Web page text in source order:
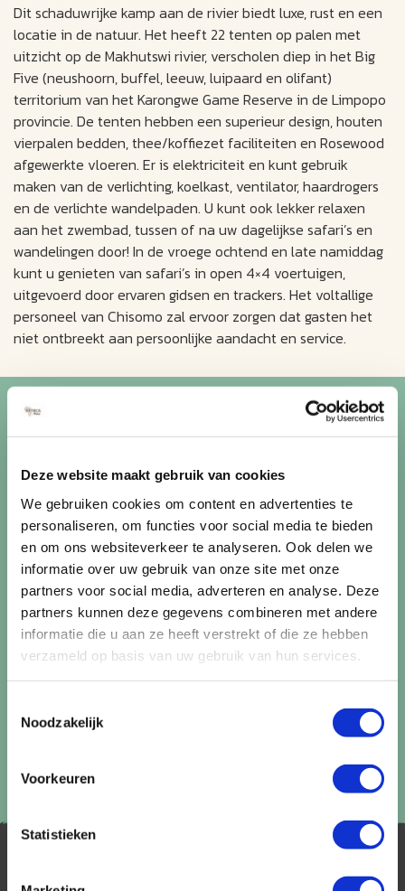
Deze website maakt gebruik van cookies
We gebruiken cookies om content en advertenties te
personaliseren, om functies voor social media te bieden
en om ons websiteverkeer te analyseren. Ook delen we
informatie over uw gebruik van onze site met onze
partners voor social media, adverteren en analyse. Deze
partners kunnen deze gegevens combineren met andere
informatie die u aan ze heeft verstrekt of die ze hebben
verzameld op basis van uw gebruik van hun services.
Noodzakelijk
Voorkeuren
Statistieken
Dit schaduwrijke kamp aan de rivier biedt luxe, rust en een
locatie in de natuur. Het heeft 22 tenten op palen met
uitzicht op de Makhutswi rivier, verscholen diep in het Big
Five (neushoorn, buffel, leeuw, luipaard en olifant)
territorium van het Karongwe Game Reserve in de Limpopo
provincie. De tenten hebben een superieur design, houten
vierpalen bedden, thee/koffiezet faciliteiten en Rosewood
afgewerkte vloeren. Er is elektriciteit en kunt gebruik
maken van de verlichting, koelkast, ventilator, haardrogers
en de verlichte wandelpaden. U kunt ook lekker relaxen
aan het zwembad, tussen of na uw dagelijkse safari’s en
wandelingen door! In de vroege ochtend en late namiddag
kunt u genieten van safari’s in open 4×4 voertuigen,
uitgevoerd door ervaren gidsen en trackers. Het voltallige
personeel van Chisomo zal ervoor zorgen dat gasten het
niet ontbreekt aan persoonlijke aandacht en service.
Blijf op de hoogte van de
mooiste reizen
Ontvang circa 1 maal per maand onze nieuwsbrief met de
laatste aanbiedingen. U kunt zich elk moment weer
uitschrijven via de afmeldlink in de nieuwsbrief.
Aanmelden
Lees in onsprivacybeleid hoe wij zorgvuldig omgaan met uw
gegevens.